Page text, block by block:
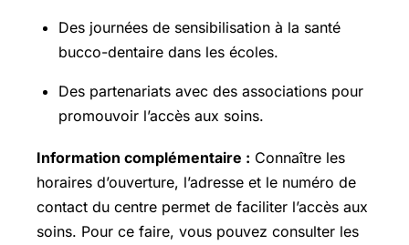
Des journées de sensibilisation à la santé
bucco-dentaire dans les écoles.
Des partenariats avec des associations pour
promouvoir l’accès aux soins.
Information complémentaire : Connaître les
horaires d’ouverture, l’adresse et le numéro de
contact du centre permet de faciliter l’accès aux
soins. Pour ce faire, vous pouvez consulter les